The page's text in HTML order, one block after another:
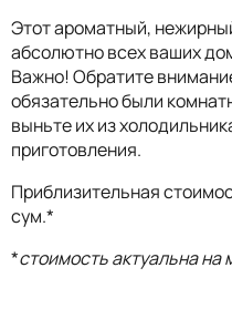
Этот ароматный,
абсолютно всех ваших
Важно! Обратите
обязательно были
выньте их из
приготовления.
Приблизительная
сум.*
*стоимость актуальна на